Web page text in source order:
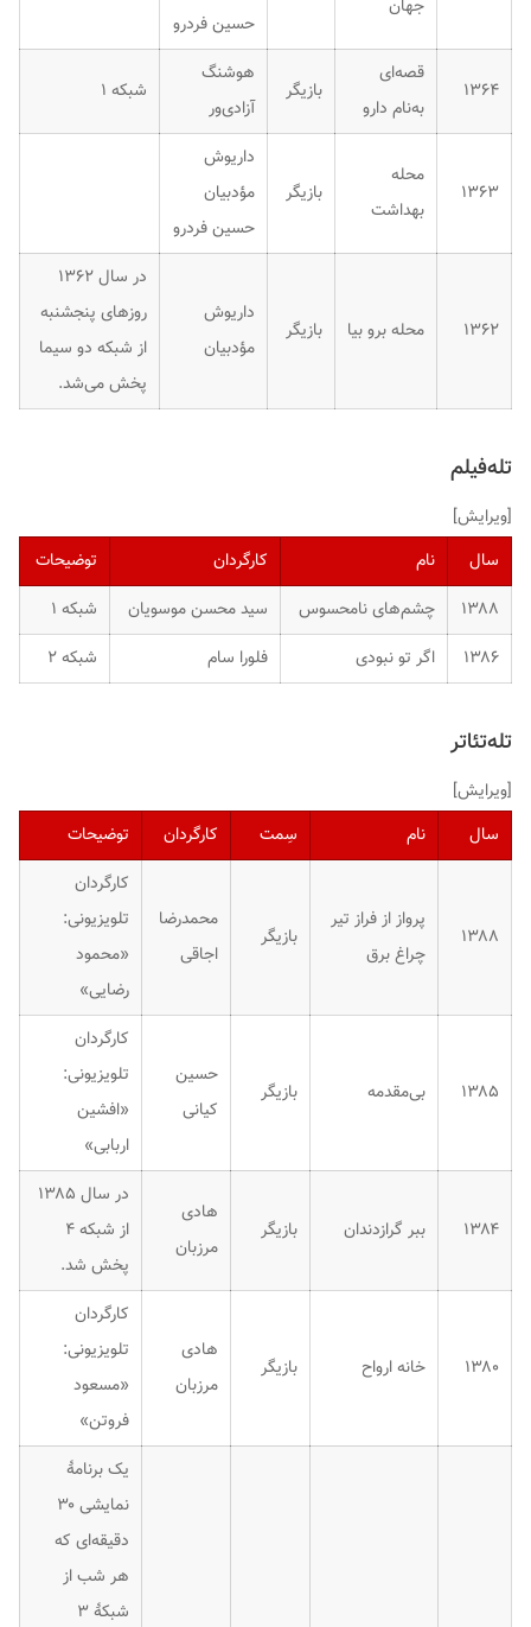
جهان
حسین فردرو
۱۳۶۴
قصه‌ای
به‌نام دارو
بازیگر
هوشنگ
آزادی‌ور
شبکه ۱
۱۳۶۳
محله
بهداشت
بازیگر
داریوش
مؤدبیان
حسین فردرو
۱۳۶۲ محله برو بیا بازیگر
داریوش
مؤدبیان
در سال ۱۳۶۲
روزهای پنجشنبه
از شبکه دو سیما
پخش می‌شد.
تله‌فیلم
[ویرایش]
سال
نام کارگردان
توضیحات
۱۳۸۸
چشم‌های نامحسوس سید محسن موسویان
شبکه ۱
۱۳۸۶
اگر تو نبودی فلورا سام شبکه ۲
تله‌تئاتر
[ویرایش]
سال
نام سِمت کارگردان توضیحات
۱۳۸۸
پرواز از فراز تیر
چراغ برق
بازیگر
محمدرضا
اجاقی
کارگردان
تلویزیونی:
«محمود
رضایی»
۱۳۸۵ بی‌مقدمه بازیگر
حسین
کیانی
کارگردان
تلویزیونی:
«افشین
اربابی»
۱۳۸۴ ببر گرازدندان بازیگر
هادی
مرزبان
در سال ۱۳۸۵
از شبکه ۴
پخش شد.
۱۳۸۰ خانه ارواح بازیگر
هادی
مرزبان
کارگردان
تلویزیونی:
«مسعود
فروتن»
یک برنامهٔ
نمایشی ۳۰
دقیقه‌ای که
هر شب از
شبکهٔ ۳